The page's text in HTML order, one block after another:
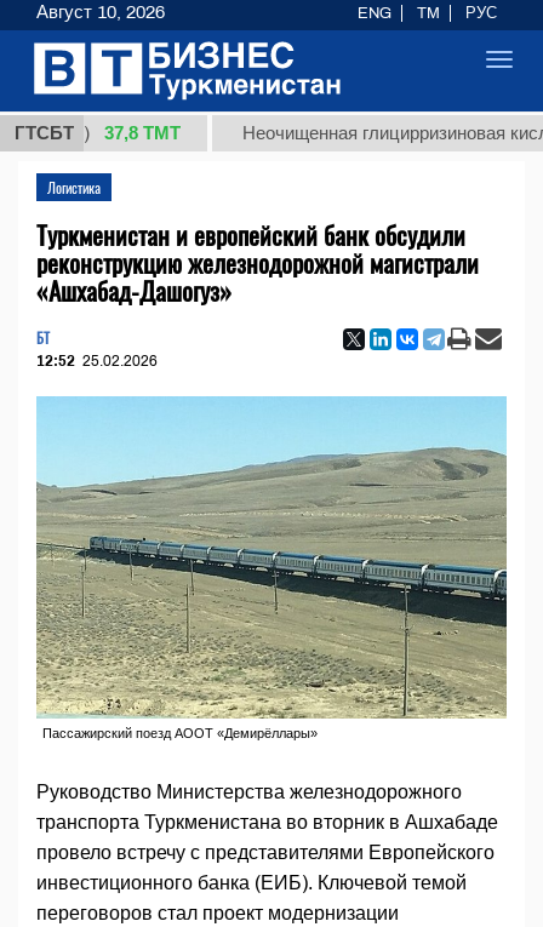
ГТСБТ
37,8 ТМТ Неочищенная глицирризиновая кислота
Логистика
Туркменистан и европейский банк обсудили
реконструкцию железнодорожной магистрали
«Ашхабад-Дашогуз»
БТ
12:52 25.02.2026
Пассажирский поезд АООТ «Демирёллары»
Руководство Министерства железнодорожного
транспорта Туркменистана во вторник в Ашхабаде
провело встречу с представителями Европейского
инвестиционного банка (ЕИБ). Ключевой темой
переговоров стал проект модернизации
Август 10, 2026 ENG TM РУС